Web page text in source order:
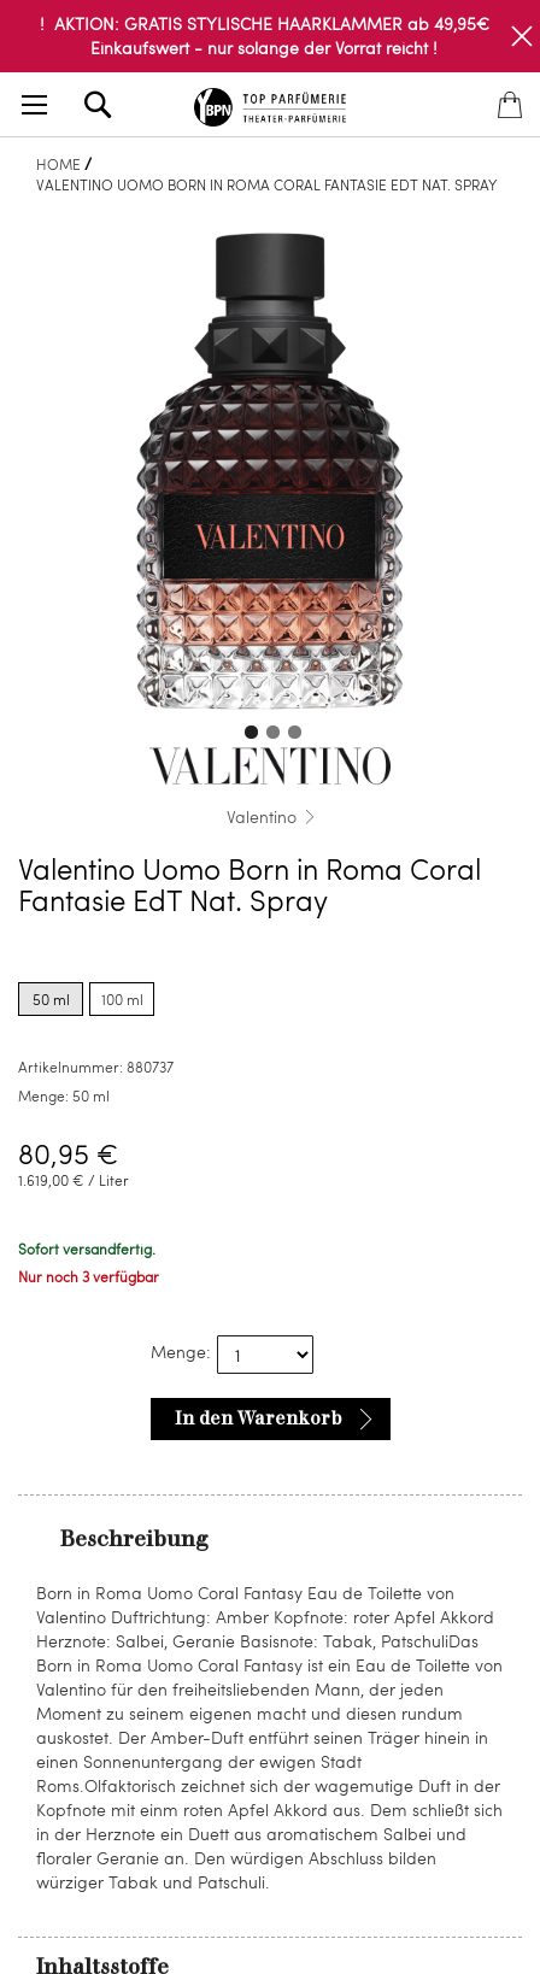
! AKTION: GRATIS STYLISCHE HAARKLAMMER ab 49,95€
Einkaufswert - nur solange der Vorrat reicht !
HOME
VALENTINO UOMO BORN IN ROMA CORAL FANTASIE EDT NAT. SPRAY
Valentino
Valentino Uomo Born in Roma Coral
Fantasie EdT Nat. Spray
options
for50 ml
options
for
100 ml
Artikelnummer: 880737
Menge: 50 ml
80,95 €
1.619,00 € / Liter
Sofort versandfertig.
Nur noch 3 verfügbar
Menge:
In den Warenkorb
Beschreibung
Born in Roma Uomo Coral Fantasy Eau de Toilette von
Valentino Duftrichtung: Amber Kopfnote: roter Apfel Akkord
Herznote: Salbei, Geranie Basisnote: Tabak, PatschuliDas
Born in Roma Uomo Coral Fantasy ist ein Eau de Toilette von
Valentino für den freiheitsliebenden Mann, der jeden
Moment zu seinem eigenen macht und diesen rundum
auskostet. Der Amber-Duft entführt seinen Träger hinein in
einen Sonnenuntergang der ewigen Stadt
Roms.Olfaktorisch zeichnet sich der wagemutige Duft in der
Kopfnote mit einm roten Apfel Akkord aus. Dem schließt sich
in der Herznote ein Duett aus aromatischem Salbei und
floraler Geranie an. Den würdigen Abschluss bilden
würziger Tabak und Patschuli.
Inhaltsstoffe